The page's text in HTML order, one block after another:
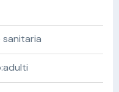
sanitaria